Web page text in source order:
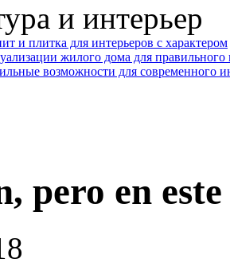
и интерьер
и плитка для интерьеров с характером
жилого дома для
возможности для современного
pero en este